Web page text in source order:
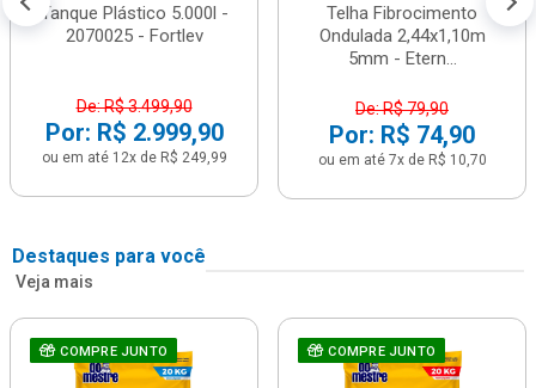
Tanque Plástico 5.000l -
2070025 - Fortlev
De: R$ 3.499,90
Por: R$ 2.999,90
ou em até 12x de R$ 249,99
Telha Fibrocimento
Ondulada 2,44x1,10m
5mm - Etern...
De: R$ 79,90
Por: R$ 74,90
ou em até 7x de R$ 10,70
Destaques para você
Veja mais
COMPRE JUNTO COMPRE JUNTO